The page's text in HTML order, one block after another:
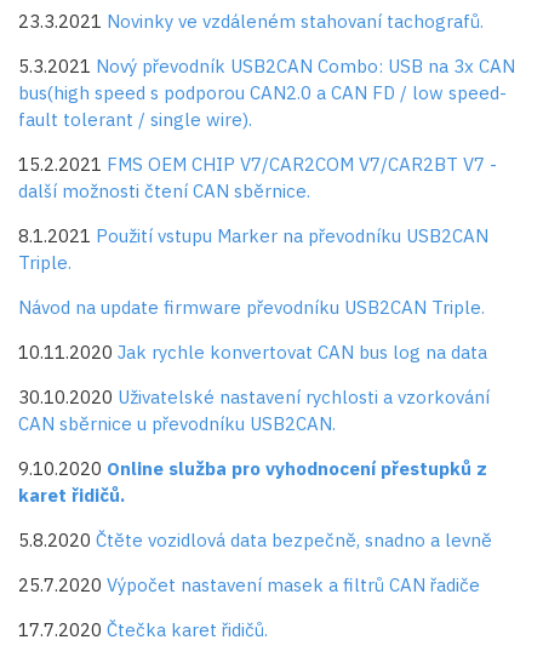
23.3.2021 Novinky ve vzdáleném stahovaní tachografů.
5.3.2021 Nový převodník USB2CAN Combo: USB na 3x CAN
bus(high speed s podporou CAN2.0 a CAN FD / low speed-
fault tolerant / single wire).
15.2.2021 FMS OEM CHIP V7/CAR2COM V7/CAR2BT V7 -
další možnosti čtení CAN sběrnice.
8.1.2021 Použití vstupu Marker na převodníku USB2CAN
Triple.
Návod na update firmware převodníku USB2CAN Triple.
10.11.2020 Jak rychle konvertovat CAN bus log na data
30.10.2020 Uživatelské nastavení rychlosti a vzorkování
CAN sběrnice u převodníku USB2CAN.
9.10.2020 Online služba pro vyhodnocení přestupků z
karet řidičů.
5.8.2020 Čtěte vozidlová data bezpečně, snadno a levně
25.7.2020 Výpočet nastavení masek a filtrů CAN řadiče
17.7.2020 Čtečka karet řidičů.